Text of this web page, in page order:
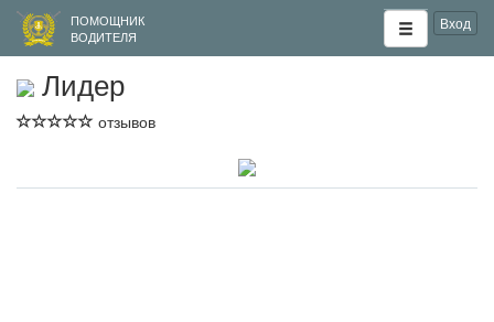
ПОМОЩНИК
ВОДИТЕЛЯ
Вход
Лидер
отзывов